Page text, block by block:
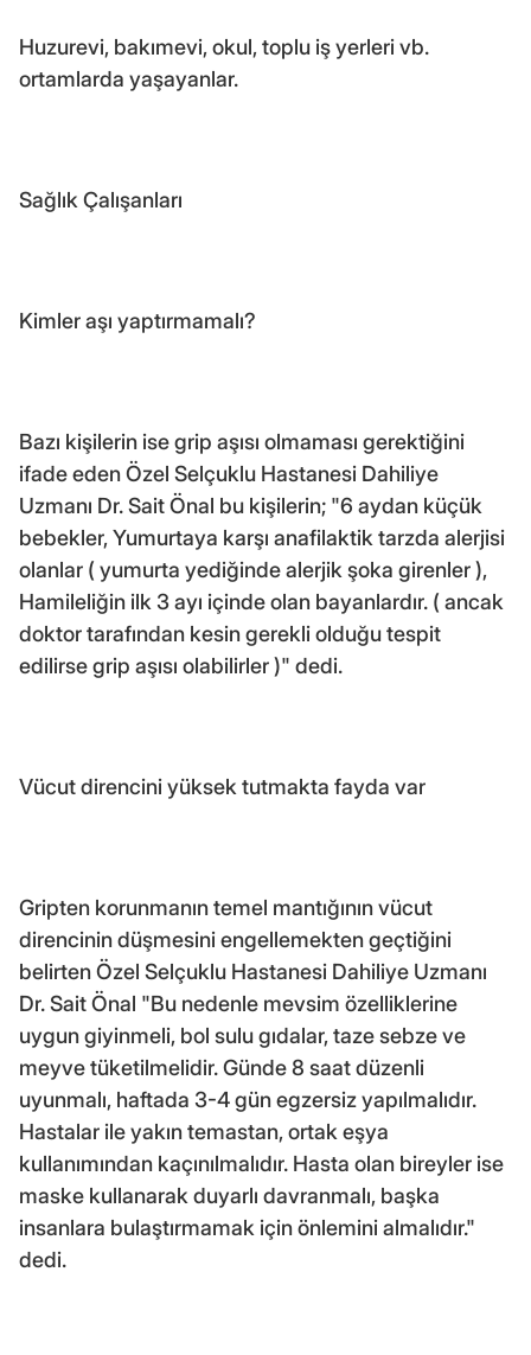
Huzurevi, bakımevi, okul, toplu iş yerleri vb.
ortamlarda yaşayanlar.
Sağlık Çalışanları
Kimler aşı yaptırmamalı?
Bazı kişilerin ise grip aşısı olmaması gerektiğini
ifade eden Özel Selçuklu Hastanesi Dahiliye
Uzmanı Dr. Sait Önal bu kişilerin; "6 aydan küçük
bebekler, Yumurtaya karşı anafilaktik tarzda alerjisi
olanlar ( yumurta yediğinde alerjik şoka girenler ),
Hamileliğin ilk 3 ayı içinde olan bayanlardır. ( ancak
doktor tarafından kesin gerekli olduğu tespit
edilirse grip aşısı olabilirler )" dedi.
Vücut direncini yüksek tutmakta fayda var
Gripten korunmanın temel mantığının vücut
direncinin düşmesini engellemekten geçtiğini
belirten Özel Selçuklu Hastanesi Dahiliye Uzmanı
Dr. Sait Önal "Bu nedenle mevsim özelliklerine
uygun giyinmeli, bol sulu gıdalar, taze sebze ve
meyve tüketilmelidir. Günde 8 saat düzenli
uyunmalı, haftada 3-4 gün egzersiz yapılmalıdır.
Hastalar ile yakın temastan, ortak eşya
kullanımından kaçınılmalıdır. Hasta olan bireyler ise
maske kullanarak duyarlı davranmalı, başka
insanlara bulaştırmamak için önlemini almalıdır."
dedi.